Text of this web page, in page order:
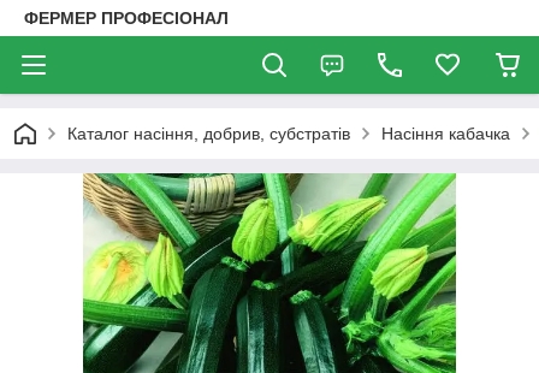
ФЕРМЕР ПРОФЕСІОНАЛ
Каталог насіння, добрив, субстратів Насіння кабачка